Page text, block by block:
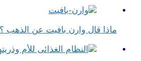
ماذا قال وارن بافيت عن الذهب ؟